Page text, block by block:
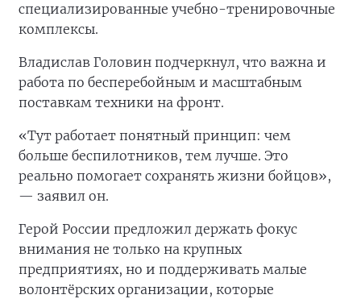
специализированные учебно-тренировочные
комплексы.
Владислав Головин подчеркнул, что важна и
работа по бесперебойным и масштабным
поставкам техники на фронт.
«Тут работает понятный принцип: чем
больше беспилотников, тем лучше. Это
реально помогает сохранять жизни бойцов»,
— заявил он.
Герой России предложил держать фокус
внимания не только на крупных
предприятиях, но и поддерживать малые
волонтёрских организации, которые